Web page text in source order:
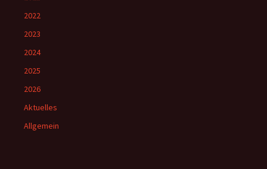
2022
2023
2024
2025
2026
Aktuelles
Allgemein